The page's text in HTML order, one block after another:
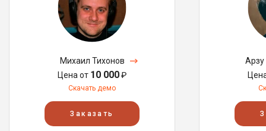
Михаил Тихонов
Цена от 10 000₽
Скачать демо
Заказать